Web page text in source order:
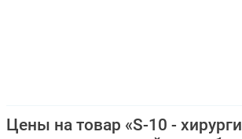
Цены на товар «S-10 -